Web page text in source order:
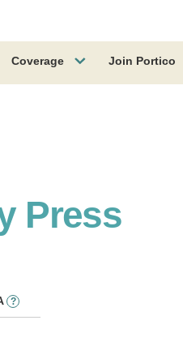
Coverage Join Portico
Press
?